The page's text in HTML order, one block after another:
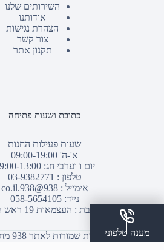
השירותים שלנו
אודותנו
הצהרת נגישות
צור קשר
תקנון אתר
כתובת ושעות פתיחה
שעות פעילות החנות
א'-ה' 09:00-19:00
יום ו וערבי חג: 09:00-13:00
טלפון : 03-9382771
אימייל :938@938.co.il
נייד: 058-5654105
כתובת : העצמאות 19 ראש העין
© כל הזכויות שמורות לאתר 938 מחשבים בע"מ
מענה טלפוני